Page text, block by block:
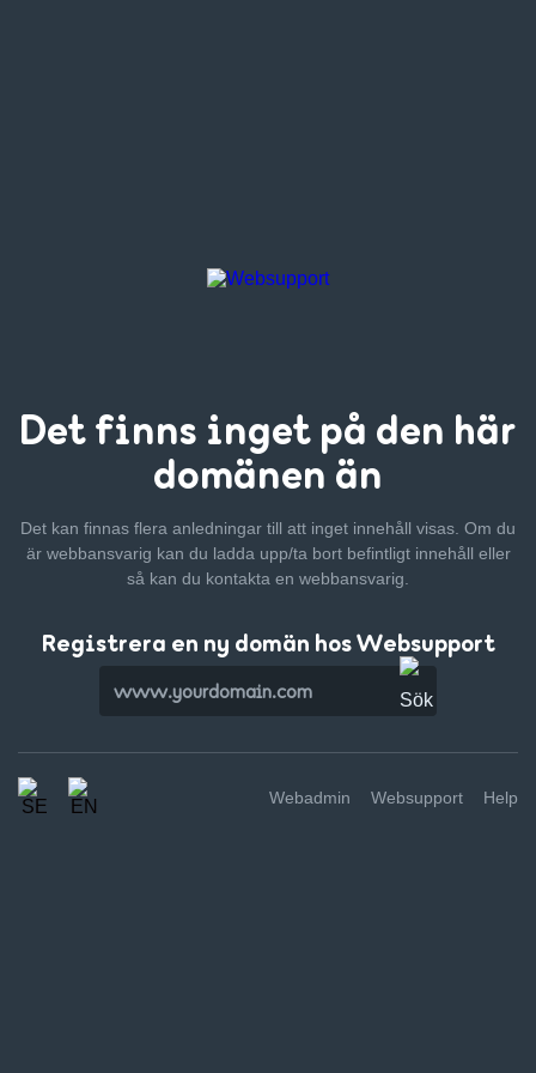
Det finns inget på den här
domänen än
Det kan finnas flera anledningar till att inget innehåll visas. Om du
är webbansvarig kan du ladda upp/ta bort befintligt innehåll eller
så kan du kontakta en webbansvarig.
Registrera en ny domän hos Websupport
Webadmin Websupport Help